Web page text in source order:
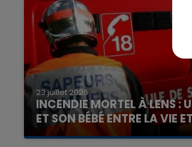
23 juillet 2026
INCENDIE MORTEL À LENS :
ET SON BÉBÉ ENTRE LA VIE
Un homme s'est immolé par le